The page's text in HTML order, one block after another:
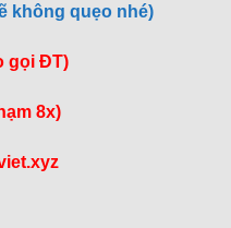
không quẹo nhé)
gọi ĐT)
8x)